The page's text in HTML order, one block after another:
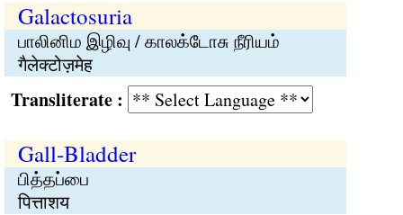
Galactosuria
பாலினிம இழிவு / காலக்டோசு நீரியம்
गैलेक्टोज़मेह
:
Gall-Bladder
பித்தப்பை
पित्ताशय